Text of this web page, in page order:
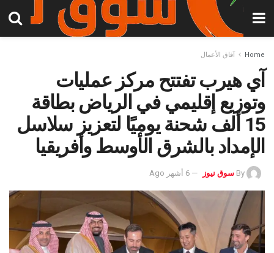
Home آفاق الأعمال
آي هيرب تفتتح مركز عمليات
وتوزيع إقليمي في الرياض بطاقة
15 ألف شحنة يوميًا لتعزيز سلاسل
الإمداد بالشرق الأوسط وأفريقيا
By سوق نيوز 6 أشهر Ago